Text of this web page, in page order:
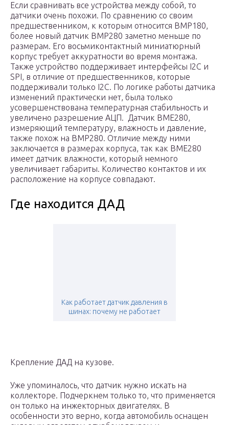
Если сравнивать все устройства между собой, то
датчики очень похожи. По сравнению со своим
предшественником, к которым относится BMP180,
более новый датчик BMP280 заметно меньше по
размерам. Его восьмиконтактный миниатюрный
корпус требует аккуратности во время монтажа.
Также устройство поддерживает интерфейсы I2C и
SPI, в отличие от предшественников, которые
поддерживали только I2C. По логике работы датчика
изменений практически нет, была только
усовершенствована температурная стабильность и
увеличено разрешение АЦП. Датчик BME280,
измеряющий температуру, влажность и давление,
также похож на BMP280. Отличие между ними
заключается в размерах корпуса, так как BME280
имеет датчик влажности, который немного
увеличивает габариты. Количество контактов и их
расположение на корпусе совпадают.
Где находится ДАД
Как работает датчик давления в
шинах: почему не работает
Крепление ДАД на кузове.
Уже упоминалось, что датчик нужно искать на
коллекторе. Подчеркнем только то, что применяется
он только на инжекторных двигателях. В
особенности это верно, когда автомобиль оснащен